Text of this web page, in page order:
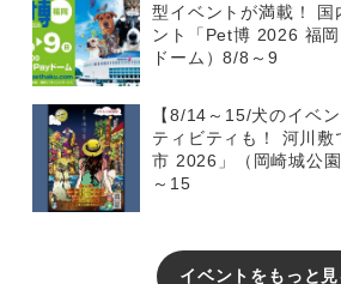
型イベントが満載！ 国
ント「Pet博 2026 福
ドーム）8/8～9
【8/14～15/犬のイベ
ティビティも！ 河川敷
市 2026」（岡崎城公
～15
イベントをもっと見